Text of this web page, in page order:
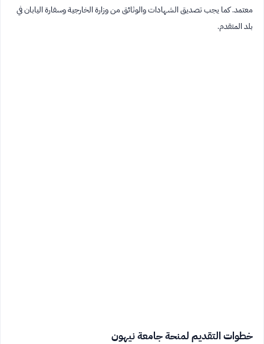
معتمد. كما يجب تصديق الشهادات والوثائق من وزارة الخارجية وسفارة اليابان في
بلد المتقدم.
خطوات التقديم لمنحة جامعة نيهون